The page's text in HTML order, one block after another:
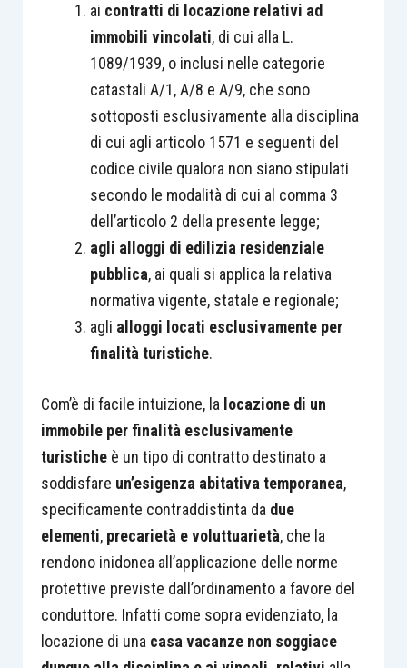
ai contratti di locazione relativi ad
immobili vincolati, di cui alla L.
1089/1939, o inclusi nelle categorie
catastali A/1, A/8 e A/9, che sono
sottoposti esclusivamente alla disciplina
di cui agli articolo 1571 e seguenti del
codice civile qualora non siano stipulati
secondo le modalità di cui al comma 3
dell’articolo 2 della presente legge;
agli alloggi di edilizia residenziale
pubblica, ai quali si applica la relativa
normativa vigente, statale e regionale;
agli alloggi locati esclusivamente per
finalità turistiche.
Com’è di facile intuizione, la locazione di un
immobile per finalità esclusivamente
turisticheè un tipo di contratto destinato a
soddisfare un’esigenza abitativa temporanea,
specificamente contraddistinta da due
elementi, precarietà e voluttuarietà, che la
rendono inidonea all’applicazione delle norme
protettive previste dall’ordinamento a favore del
conduttore. Infatti come sopra evidenziato, la
locazione di una casa vacanze non soggiace